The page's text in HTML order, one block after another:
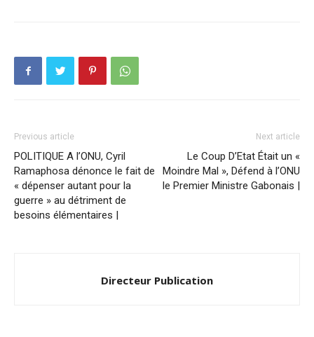
Previous article
POLITIQUE A l’ONU, Cyril
Ramaphosa dénonce le fait de
« dépenser autant pour la
guerre » au détriment de
besoins élémentaires |
Next article
Le Coup D’Etat Était un «
Moindre Mal », Défend à l’ONU
le Premier Ministre Gabonais |
Directeur Publication